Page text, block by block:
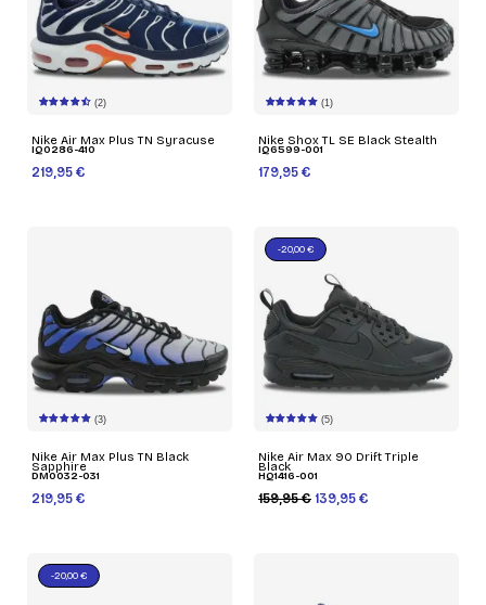
(2)
Nike Air Max Plus TN Syracuse
IQ0286-410
219,95 €
(1)
Nike Shox TL SE Black Stealth
IQ6599-001
179,95 €
(3)
Nike Air Max Plus TN Black
Sapphire
DM0032-031
219,95 €
(5)
Nike Air Max 90 Drift Triple
Black
HQ1416-001
159,95 € 139,95 €
-20,00 €
-20,00 €